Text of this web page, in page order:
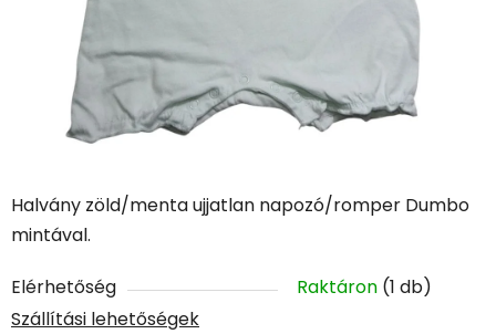
Halvány zöld/menta ujjatlan napozó/romper Dumbo
mintával.
Elérhetőség Raktáron (1 db)
Szállítási lehetőségek